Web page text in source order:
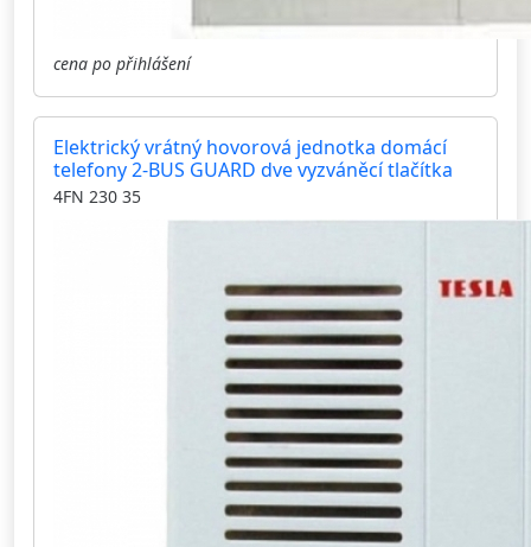
cena po přihlášení
Elektrický vrátný hovorová jednotka domácí
telefony 2-BUS GUARD dve vyzváněcí tlačítka
4FN 230 35